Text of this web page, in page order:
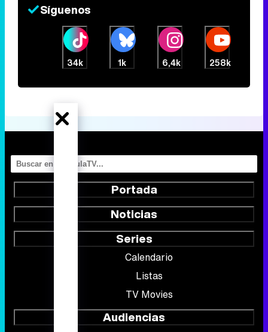
Síguenos
34k 1k 6,4k 258k
Portada
Noticias
Series
Calendario
Listas
TV Movies
Audiencias